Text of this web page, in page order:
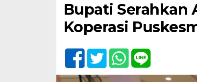
Bupati Serahkan
Koperasi